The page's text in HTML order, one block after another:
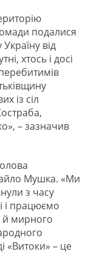
подалися
від
хтось і досі
із сіл
– зазначив
Мушка. «Ми
з часу
і працюємо
й мирного
«Витоки» – це